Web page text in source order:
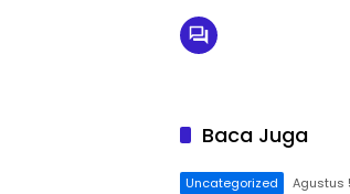
Baca Juga
Uncategorized Agustus